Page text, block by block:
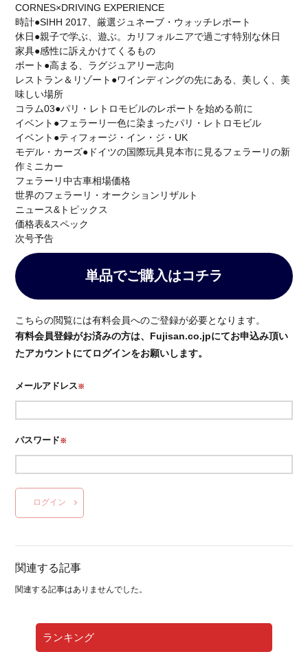
CORNES×DRIVING EXPERIENCE
時計●SIHH 2017、厳選ジュネーブ・ウォッチレポート
休日●親子で学ぶ、遊ぶ。カリフォルニアで過ごす特別な休日
家具●感性に訴えかけてくるもの
ボート●高まる、ラグジュアリー志向
レストラン＆リゾート●ワインディングの先にある、美しく、美
味しい場所
コラム03●パリ・レトロモビルのレポートを始める前に
イベント●フェラーリ一色に染まったパリ・レトロモビル
イベント●ティフォージ・イン・ジ・UK
モデル・カーズ●ドイツの国際玩具見本市に見るフェラーリの新
作ミニカー
フェラーリ中古車相場価格
世界のフェラーリ・オークションリザルト
ニュース&トピックス
価格表&スペック
次号予告
単品でご購入はコチラ
こちらの閲覧には有料会員へのご登録が必要となります。
有料会員登録がお済みの方は、Fujisan.co.jpにてお申込み頂い
たアカウントにてログインをお願いします。
メールアドレス※
パスワード※
ログイン
関連する記事
関連する記事はありませんでした。
ランキング
Jean-Marc Fleury TIME TO WATCHES 2026
WATCH＆WONDERS 2026 CORUM 512TR
scuderia_mag ISAIA
Special Projects Red Dot
DEAGOSTINI
紫吹淳 KEIKO NISHIYAMA Wellendorff
ウェレンドルフ バースデーリング2026
日本橋三越本店 本館1階ステージ Ligne Roset
OrientStar
世界耐久選手権 Kamine LaurentFerrier
120周年記念